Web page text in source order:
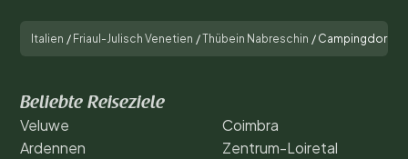
Italien / Friaul-Julisch Venetien /Thübein Nabreschin / Campingdorf
Beliebte Reiseziele
Veluwe
Ardennen
Coimbra
Zentrum-Loiretal